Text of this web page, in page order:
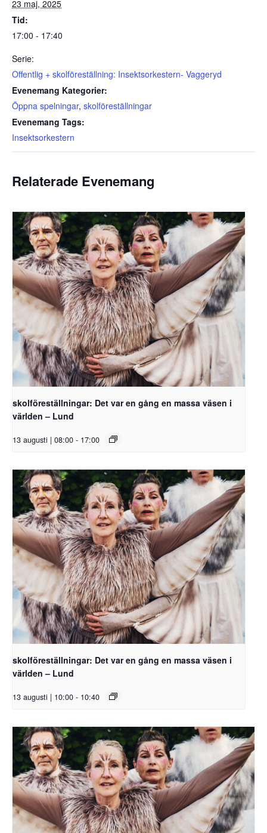
23 maj, 2025
Tid:
17:00 - 17:40
Serie:
Offentlig + skolföreställning: Insektsorkestern- Vaggeryd
Evenemang Kategorier:
Öppna spelningar, skolföreställningar
Evenemang Tags:
Insektsorkestern
Relaterade Evenemang
skolföreställningar: Det var en gång en massa väsen i
världen – Lund
13 augusti | 08:00 - 17:00
skolföreställningar: Det var en gång en massa väsen i
världen – Lund
13 augusti | 10:00 - 10:40